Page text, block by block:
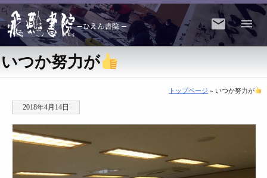
いつか努力が
トップページ » いつか努力が
2018年4月14日